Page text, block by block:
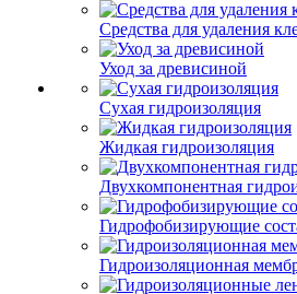
Средства для удаления
Уход за древисиной
Сухая гидроизоляция
Жидкая гидроизоляция
Двухкомпонентная
Гидрофобизирующие
Гидроизоляционная